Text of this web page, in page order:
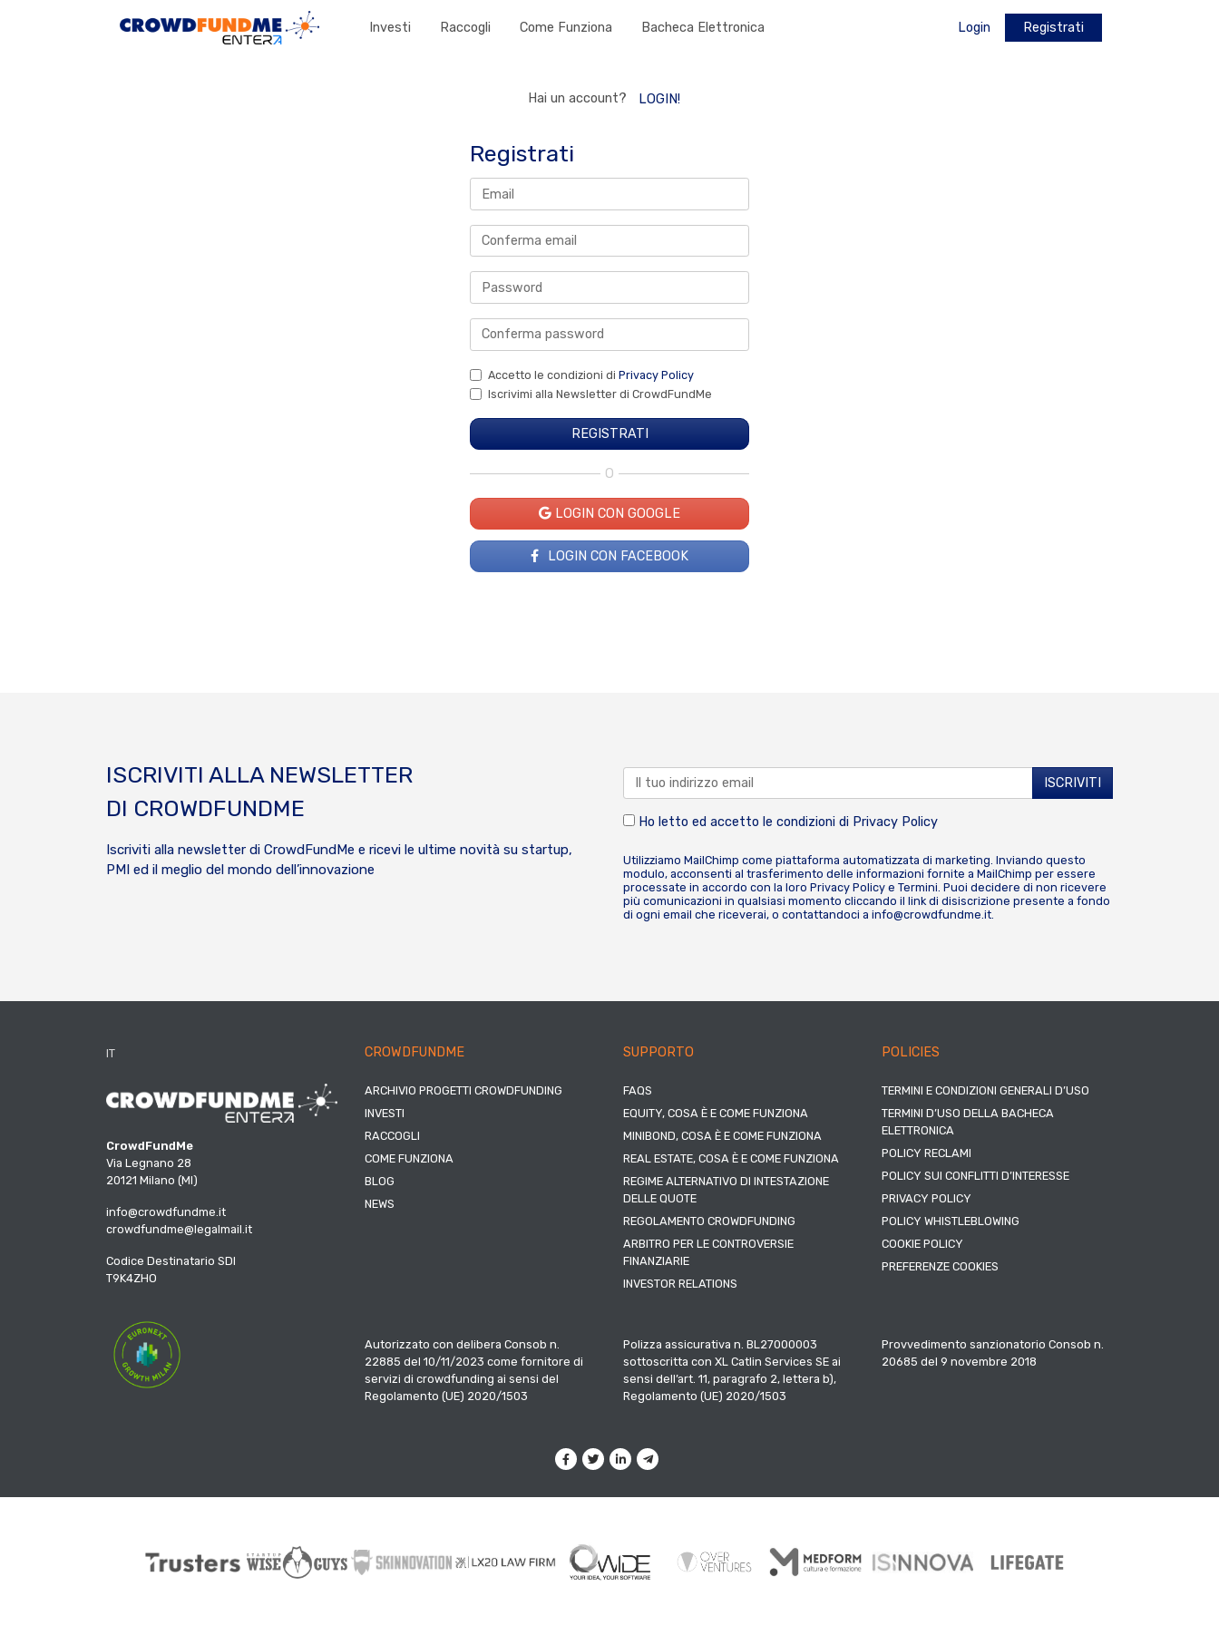
Investi Raccogli Come Funziona Bacheca Elettronica Login Registrati
Hai un account? LOGIN!
Registrati
Accetto le condizioni di Privacy Policy
Iscrivimi alla Newsletter di CrowdFundMe
O
LOGIN CON GOOGLE
LOGIN CON FACEBOOK
ISCRIVITI ALLA NEWSLETTER
DI CROWDFUNDME
Iscriviti alla newsletter di CrowdFundMe e ricevi le ultime novità su startup,
PMI ed il meglio del mondo dell’innovazione
Ho letto ed accetto le condizioni di Privacy Policy
Utilizziamo MailChimp come piattaforma automatizzata di marketing. Inviando questo
modulo, acconsenti al trasferimento delle informazioni fornite a MailChimp per essere
processate in accordo con la loro Privacy Policy e Termini. Puoi decidere di non ricevere
più comunicazioni in qualsiasi momento cliccando il link di disiscrizione presente a fondo
di ogni email che riceverai, o contattandoci a info@crowdfundme.it.
IT
CrowdFundMe
Via Legnano 28
20121 Milano (MI)
info@crowdfundme.it
crowdfundme@legalmail.it
Codice Destinatario SDI
T9K4ZHO
CROWDFUNDME
ARCHIVIO PROGETTI CROWDFUNDING
INVESTI
RACCOGLI
COME FUNZIONA
BLOG
NEWS
SUPPORTO
FAQS
EQUITY, COSA È E COME FUNZIONA
MINIBOND, COSA È E COME FUNZIONA
REAL ESTATE, COSA È E COME FUNZIONA
REGIME ALTERNATIVO DI INTESTAZIONE
DELLE QUOTE
REGOLAMENTO CROWDFUNDING
ARBITRO PER LE CONTROVERSIE
FINANZIARIE
INVESTOR RELATIONS
POLICIES
TERMINI E CONDIZIONI GENERALI D’USO
TERMINI D’USO DELLA BACHECA
ELETTRONICA
POLICY RECLAMI
POLICY SUI CONFLITTI D’INTERESSE
PRIVACY POLICY
POLICY WHISTLEBLOWING
COOKIE POLICY
PREFERENZE COOKIES
Autorizzato con delibera Consob n.
22885 del 10/11/2023 come fornitore di
servizi di crowdfunding ai sensi del
Regolamento (UE) 2020/1503
Polizza assicurativa n. BL27000003
sottoscritta con XL Catlin Services SE ai
sensi dell’art. 11, paragrafo 2, lettera b),
Regolamento (UE) 2020/1503
Provvedimento sanzionatorio Consob n.
20685 del 9 novembre 2018